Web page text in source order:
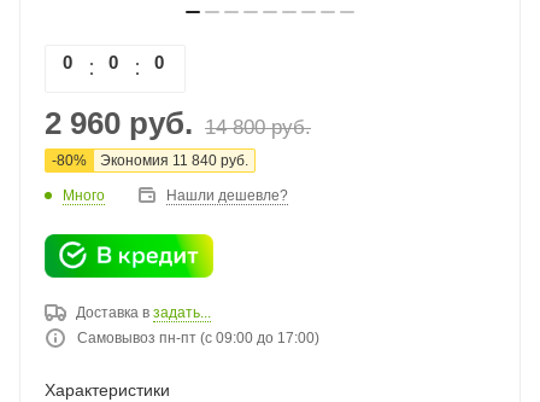
0 0 0
2 960 руб. 14 800руб.
-80% Экономия 11 840 руб.
Много Нашли дешевле?
Доставка в задать...
Самовывоз пн-пт (с 09:00 до 17:00)
Характеристики